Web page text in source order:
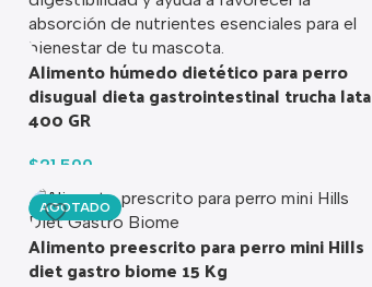
Alimento húmedo dietético para perro
disugual dieta gastrointestinal trucha lata
400 GR
$21.500
AGOTADO
Alimento preescrito para perro mini Hills
diet gastro biome 15 Kg